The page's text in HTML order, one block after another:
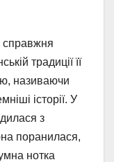
справжня
традиції її
називаючи
історії. У
з
поранилася,
нотка